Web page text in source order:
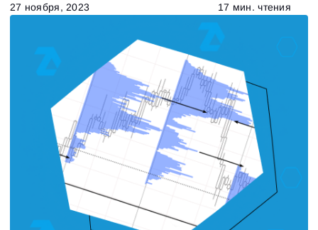
27 ноября, 2023 17 мин. чтения